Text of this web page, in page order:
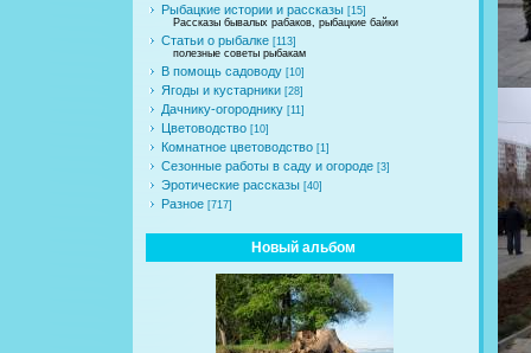
Рыбацкие истории и рассказы [15]
Рассказы бывалых рабаков, рыбацкие байки
Статьи о рыбалке [113]
полезные советы рыбакам
В помощь садоводу [10]
Ягоды и кустарники [28]
Дачнику-огороднику [11]
Цветоводство [10]
Комнатное цветоводство [1]
Сезонные работы в саду и огороде [3]
Эротические рассказы [40]
Разное [717]
Новый альбом